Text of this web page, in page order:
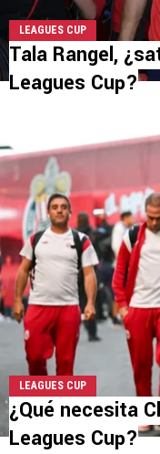
LEAGUES CUP
Tala Rangel,
Leagues Cup?
LEAGUES CUP
¿Qué necesita
Leagues Cup?